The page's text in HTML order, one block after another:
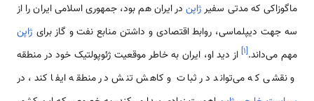
ماگوزاکی که مدتی سفیرژاپندر ایران هم بود، جمهوری اسلامی ایران را از
سه جهت دیپلماسی، روابط اقتصادی و داشتن منابع نفت و گاز برای ژاپن
مهم می‌داند.[۱]از دید او، ایران به خاطر موقعیت ژئوپولتیک خود در منطقه
و نقشی که می‌تواند در ثبات و کاهش تنش در منطقه ایفا کند، در